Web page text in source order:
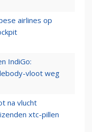
airlines op
IndiGo:
vloot weg
na vlucht
xtc-pillen